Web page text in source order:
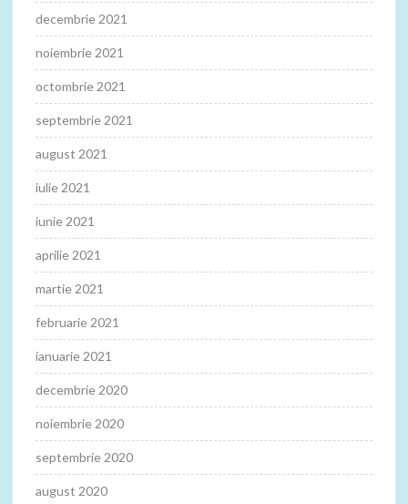
decembrie 2021
noiembrie 2021
octombrie 2021
septembrie 2021
august 2021
iulie 2021
iunie 2021
aprilie 2021
martie 2021
februarie 2021
ianuarie 2021
decembrie 2020
noiembrie 2020
septembrie 2020
august 2020